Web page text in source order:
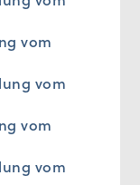
vom
vom
vom
vom